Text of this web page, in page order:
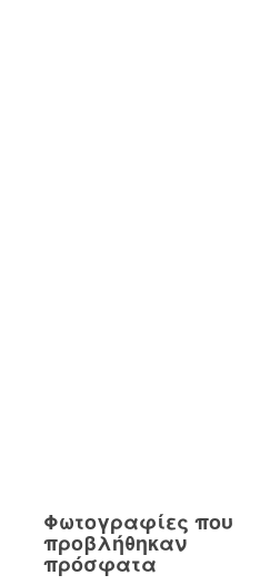
Φωτογραφίες που
προβλήθηκαν
πρόσφατα